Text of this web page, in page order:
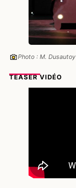
Photo : M. Dusautoy
TEASER VIDÉO